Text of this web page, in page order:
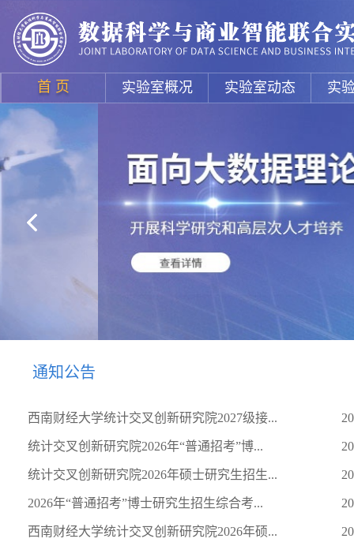
首 页 实验室概况 实验室动态 实
通知公告
西南财经大学统计交叉创新研究院2027级接...
统计交叉创新研究院2026年“普通招考”博...
统计交叉创新研究院2026年硕士研究生招生...
2026年“普通招考”博士研究生招生综合考...
西南财经大学统计交叉创新研究院2026年硕...